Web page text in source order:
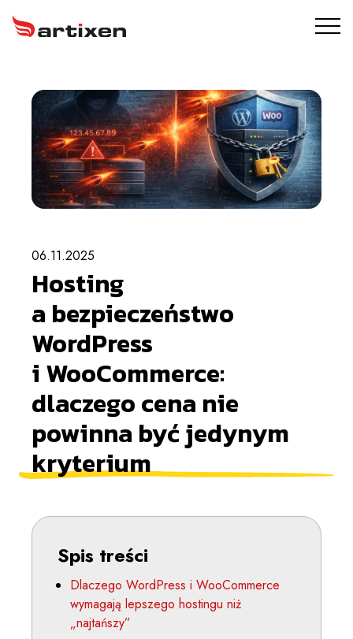
ARTIXEN PROTECT
PORTFOLIO
O NAS
06.11.2025
Hosting
a bezpieczeństwo
WordPress
i WooCommerce:
dlaczego cena nie
powinna być jedynym
kryterium
Spis treści
Dlaczego WordPress i WooCommerce
wymagają lepszego hostingu niż
„najtańszy”